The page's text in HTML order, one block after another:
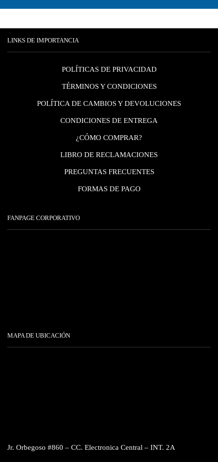
LINKS DE IMPORTANCIA
POLÍTICAS DE PRIVACIDAD
TÉRMINOS Y CONDICIONES
POLÍTICA DE CAMBIOS Y DEVOLUCIONES
CONDICIONES DE ENTREGA
¿CÓMO COMPRAR?
LIBRO DE RECLAMACIONES
PREGUNTAS FRECUENTES
FORMAS DE PAGO
FANPAGE CORPORATIVO
MAPA DE UBICACIÓN
Jr. Orbegoso #860 – CC. Electronica Central – INT. 2A